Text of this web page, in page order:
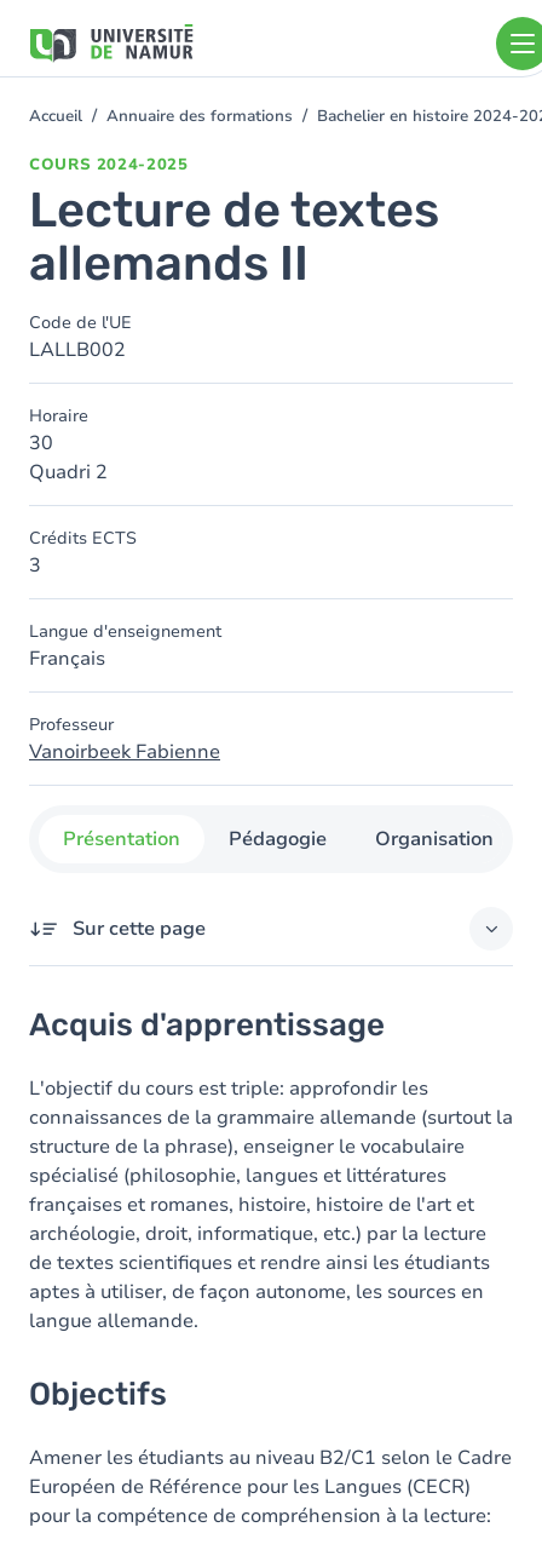
contenu
You
Accueil Annuaire des formations Bachelier en histoire 2024-
COURS 2024-2025
Lecture de textes
allemands II
Code de l'UE
LALLB002
Horaire
30
Quadri 2
Crédits ECTS
3
Langue d'enseignement
Français
Professeur
Vanoirbeek Fabienne
Présentation Pédagogie Organisation
Sur cette page
Objectifs
Contenu
Table des matières
Exercices
Acquis d'apprentissage
L'objectif du cours est triple: approfondir les
connaissances de la grammaire allemande (surtout la
structure de la phrase), enseigner le vocabulaire
spécialisé (philosophie, langues et littératures
françaises et romanes, histoire, histoire de l'art et
archéologie, droit, informatique, etc.) par la lecture
de textes scientifiques et rendre ainsi les étudiants
aptes à utiliser, de façon autonome, les sources en
langue allemande.
Objectifs
Amener les étudiants au niveau B2/C1 selon le Cadre
Européen de Référence pour les Langues (CECR)
pour la compétence de compréhension à la lecture: